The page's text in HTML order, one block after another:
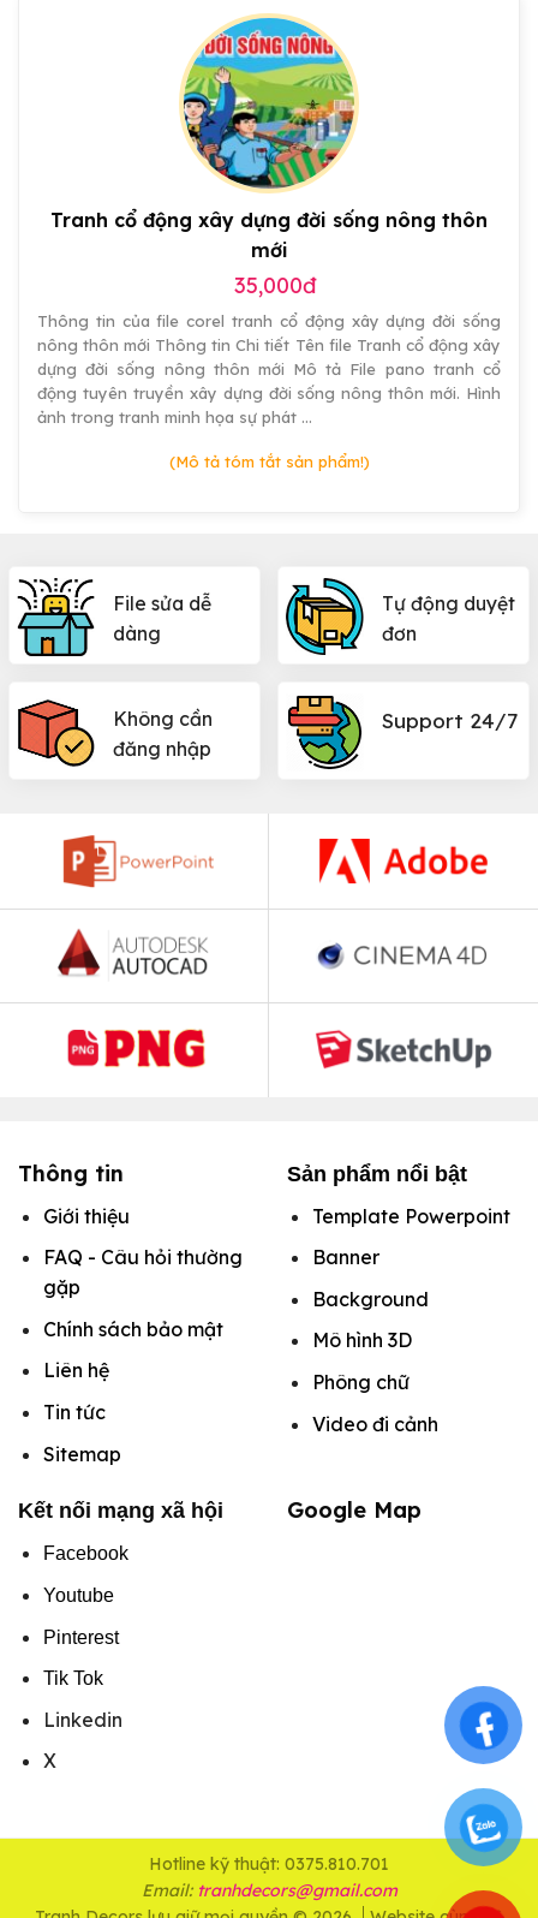
tranh
cổ
động
đẹp
hợp
Dots
miễn
phí
PowerPoint
chuyên
nghiệp
có
hiệu
ứng
đẹp
Tranh cổ động xây dựng đời sống nông thôn
mới
35,000đ
Thông tin của file corel tranh cổ động xây dựng đời sống
nông thôn mới Thông tin Chi tiết Tên file Tranh cổ động xây
dựng đời sống nông thôn mới Mô tả File pano tranh cổ
động tuyên truyền xây dựng đời sống nông thôn mới. Hình
ảnh trong tranh minh họa sự phát …
(Mô tả tóm tắt sản phẩm!)
File sửa dễ
dàng
Tự động duyệt
đơn
Không cần
đăng nhập
Support 24/7
Thông tin
Giới thiệu
FAQ - Câu hỏi thường
gặp
Chính sách bảo mật
Liên hệ
Tin tức
Sitemap
Sản phẩm nổi bật
Template Powerpoint
Banner
Background
Mô hình 3D
Phông chữ
Video đi cảnh
Kết nối mạng xã hội
Facebook
Youtube
Pinterest
Tik Tok
Linkedin
X
Google Map
Hotline kỹ thuật: 0375.810.701
Email: tranhdecors@gmail.com